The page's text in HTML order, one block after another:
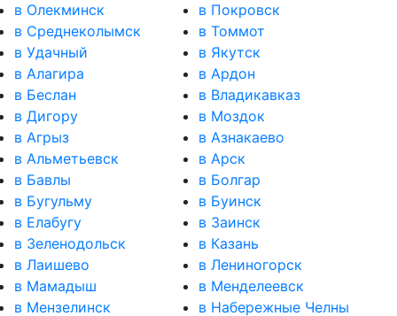
в Олекминск
в Покровск
в Среднеколымск
в Томмот
в Удачный
в Якутск
в Алагира
в Ардон
в Беслан
в Владикавказ
в Дигору
в Моздок
в Агрыз
в Азнакаево
в Альметьевск
в Арск
в Бавлы
в Болгар
в Бугульму
в Буинск
в Елабугу
в Заинск
в Зеленодольск
в Казань
в Лаишево
в Лениногорск
в Мамадыш
в Менделеевск
в Мензелинск
в Набережные Челны